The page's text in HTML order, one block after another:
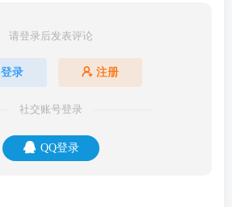
请登录后发表评论
登录 注册
社交账号登录
QQ登录